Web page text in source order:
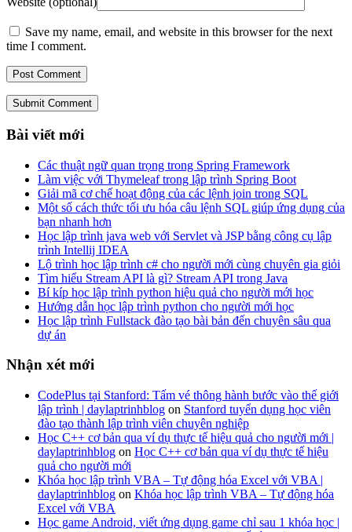
Save my name, email, and website in this browser for the next
time I comment.
Submit Comment
Bài viết mới
Các thuật ngữ quan trọng trong Spring Framework
Làm việc với Thymeleaf trong lập trình Spring Boot
Giải mã cơ chế hoạt động của các lệnh join trong SQL
Một số cách thức tối ưu hóa câu lệnh SQL giúp ứng dụng của
bạn nhanh hơn
Học lập trình java web với Servlet và JSP bằng công cụ lập
trình Intellij IDEA
Lộ trình học lập trình c# cho người mới cùng chuyên gia giỏi
Tìm hiểu Stream API là gì? Stream API trong Java
Bí kíp học lập trình python hiệu quả cho người mới học
Hướng dẫn học lập trình python cho người mới học
Học lập trình Fullstack đào tạo bài bản đến chuyên sâu qua
dự án
Nhận xét mới
CodePlus tại Stanford: Tấm vé thông hành bước vào thế giới
lập trình | daylaptrinhblog on Stanford tuyển dụng học viên
đào tạo thành lập trình viên chuyên nghiệp
Học C++ cơ bản qua ví dụ thực tế hiệu quả cho người mới |
daylaptrinhblog on Học C++ cơ bản qua ví dụ thực tế hiệu
quả cho người mới
Khóa học lập trình VBA – Tự động hóa Excel với VBA |
daylaptrinhblog on Khóa học lập trình VBA – Tự động hóa
Excel với VBA
Học game Android, viết ứng dụng game chỉ sau 1 khóa học |